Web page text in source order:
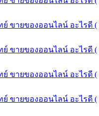
ย์ ขายของออนไลน์ อะไรดี (
ย์ ขายของออนไลน์ อะไรดี (
ย์ ขายของออนไลน์ อะไรดี (
ย์ ขายของออนไลน์ อะไรดี (